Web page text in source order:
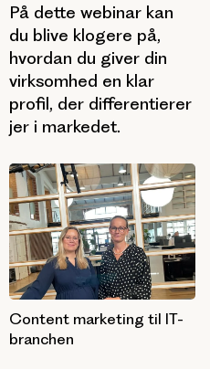
På dette webinar kan
du blive klogere på,
hvordan du giver din
virksomhed en klar
profil, der differentierer
jer i markedet.
Content marketing til IT-
branchen